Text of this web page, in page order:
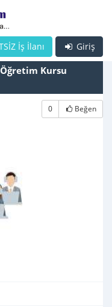
Giriş
İş İlanı
Kursu
0 Beğen